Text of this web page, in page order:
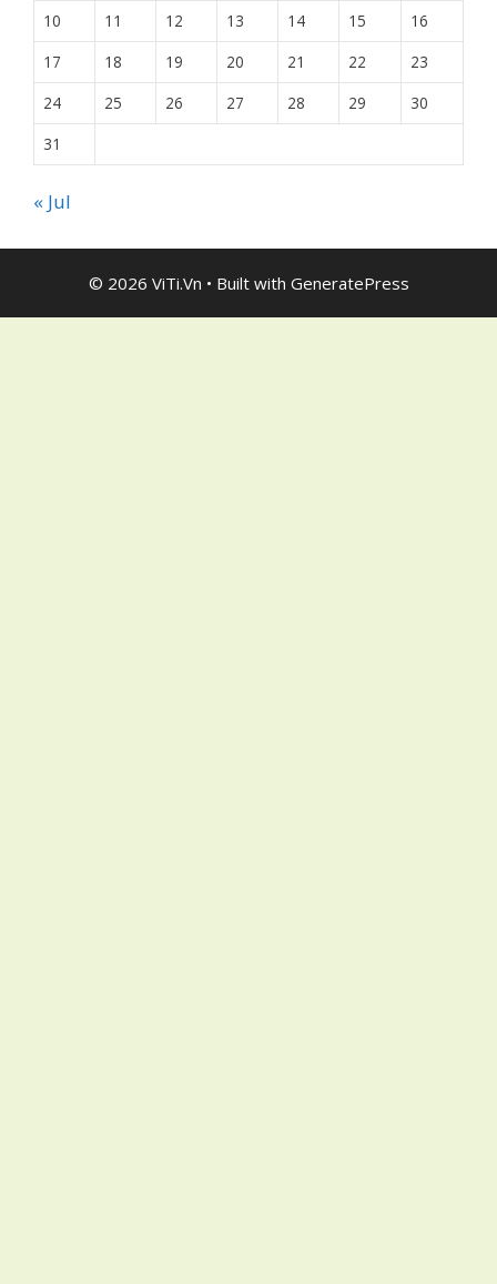
10
11 12 13 14 15
16
17
18 19 20 21 22
23
24
25 26 27 28 29
30
31
« Jul
© 2026 ViTi.Vn • Built with GeneratePress